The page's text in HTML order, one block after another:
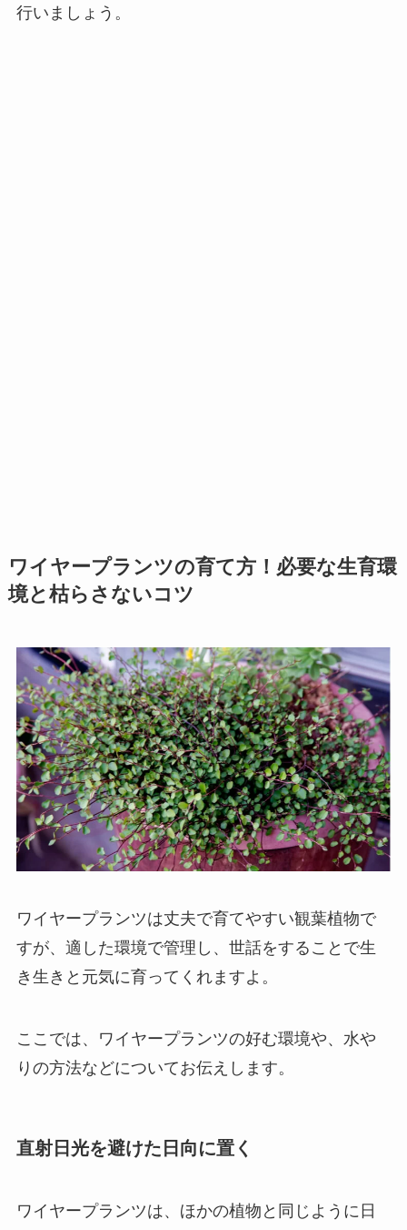
行いましょう。
ワイヤープランツの育て方！必要な生育環
境と枯らさないコツ
ワイヤープランツは丈夫で育てやすい観葉植物で
すが、適した環境で管理し、世話をすることで生
き生きと元気に育ってくれますよ。
ここでは、ワイヤープランツの好む環境や、水や
りの方法などについてお伝えします。
直射日光を避けた日向に置く
ワイヤープランツは、ほかの植物と同じように日